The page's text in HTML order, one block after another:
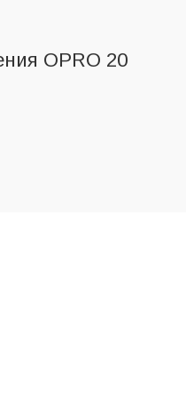
OPRO 20